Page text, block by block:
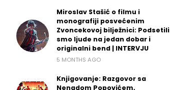
Miroslav Stašić o filmu i
monografiji posvećenim
Zvoncekovoj bilježnici: Podsetili
smo ljude na jedan dobar i
originalni bend | INTERVJU
5 MONTHS AGO
Knjigovanje: Razgovor sa
Nenadom Popovićem,